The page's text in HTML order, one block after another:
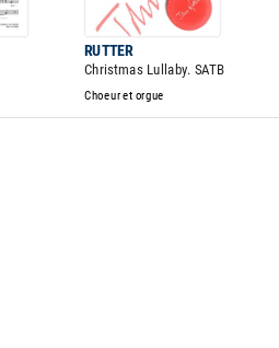
RUTTER
Christmas Lullaby. SATB
Choeur et orgue